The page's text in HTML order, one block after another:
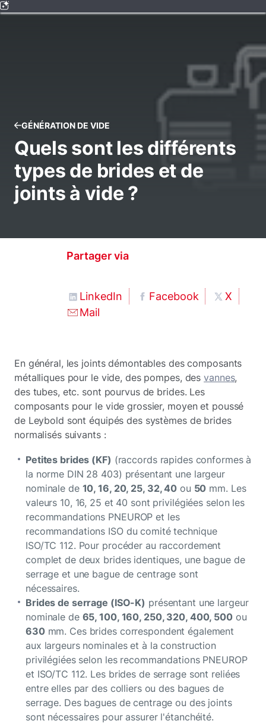
GÉNÉRATION DE VIDE
Quels sont les différents
types de brides et de
joints à vide ?
Partager via
LinkedIn Facebook
X
Mail
En général, les joints démontables des composants
métalliques pour le vide, des pompes, desvannes,
des tubes, etc. sont pourvus de brides. Les
composants pour le vide grossier, moyen et poussé
de Leybold sont équipés des systèmes de brides
normalisés suivants :
Petites brides (KF) (raccords rapides conformes à
la norme DIN 28 403) présentant une largeur
nominale de 10, 16, 20, 25, 32, 40 ou 50 mm. Les
valeurs 10, 16, 25 et 40 sont privilégiées selon les
recommandations PNEUROP et les
recommandations ISO du comité technique
ISO/TC 112. Pour procéder au raccordement
complet de deux brides identiques, une bague de
serrage et une bague de centrage sont
nécessaires.
Brides de serrage (ISO-K) présentant une largeur
nominale de 65, 100, 160, 250, 320, 400, 500ou
630mm. Ces brides correspondent également
aux largeurs nominales et à la construction
privilégiées selon les recommandations PNEUROP
et ISO/TC 112. Les brides de serrage sont reliées
entre elles par des colliers ou des bagues de
serrage. Des bagues de centrage ou des joints
sont nécessaires pour assurer l'étanchéité.